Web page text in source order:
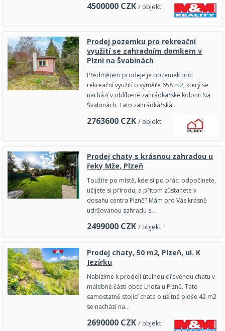
4500000 CZK / objekt
Prodej pozemku pro rekreační
využití se zahradním domkem v
Plzni na Švabinách
Předmětem prodeje je pozemek pro
rekreační využití o výměře 658 m2, který se
nachází v oblíbené zahrádkářské kolonii Na
Švabinách. Tato zahrádkářská…
2763600 CZK / objekt
Prodej chaty s krásnou zahradou u
řeky Mže, Plzeň
Toužíte po místě, kde si po práci odpočinete,
užijete si přírodu, a přitom zůstanete v
dosahu centra Plzně? Mám pro Vás krásně
udržovanou zahradu s…
2499000 CZK / objekt
Prodej chaty, 50 m2, Plzeň, ul. K
Jezírku
Nabízíme k prodeji útulnou dřevěnou chatu v
malebné části obce Lhota u Plzně. Tato
samostatně stojící chata o užitné ploše 42 m2
se nachází na…
2690000 CZK / objekt